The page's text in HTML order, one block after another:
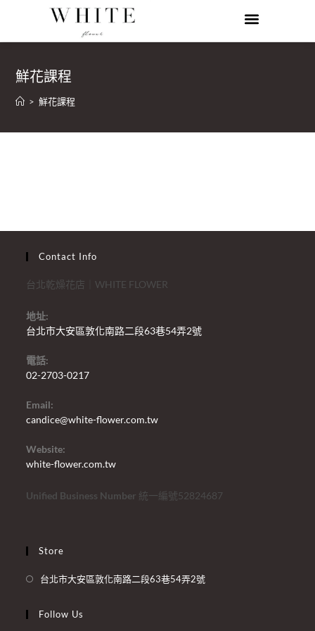
鮮花課程
> 鮮花課程
Contact Info
台北乾燥花店｜WHITE FLOWER
地址:
台北市大安區敦化南路二段63巷54弄2號
電話:
02-2703-0217
Email:
candice@white-flower.com.tw
Website:
white-flower.com.tw
Unified Business Number 統一編號52824687
Store
台北市大安區敦化南路二段63巷54弄2號
Follow Us